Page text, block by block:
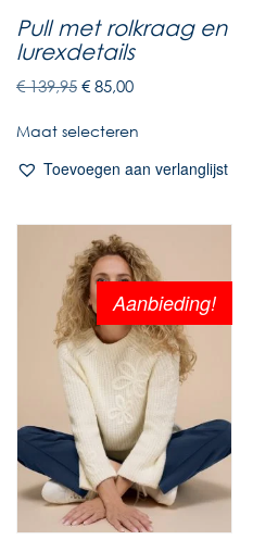
Pull met rolkraag en
lurexdetails
€139,95 € 85,00
Maat selecteren
Toevoegen aan verlanglijst
Aanbieding!